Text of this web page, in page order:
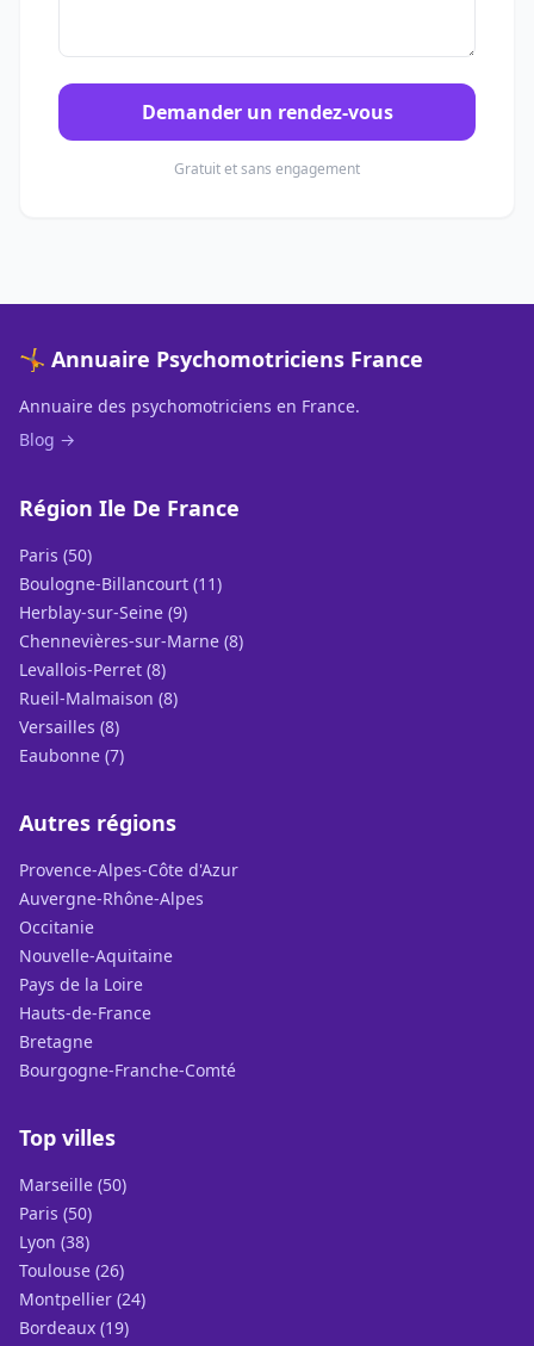
Demander un rendez-vous
Gratuit et sans engagement
🤸 Annuaire Psychomotriciens France
Annuaire des psychomotriciens en France.
Blog →
Région Ile De France
Paris (50)
Boulogne-Billancourt (11)
Herblay-sur-Seine (9)
Chennevières-sur-Marne (8)
Levallois-Perret (8)
Rueil-Malmaison (8)
Versailles (8)
Eaubonne (7)
Autres régions
Provence-Alpes-Côte d'Azur
Auvergne-Rhône-Alpes
Occitanie
Nouvelle-Aquitaine
Pays de la Loire
Hauts-de-France
Bretagne
Bourgogne-Franche-Comté
Top villes
Marseille (50)
Paris (50)
Lyon (38)
Toulouse (26)
Montpellier (24)
Bordeaux (19)